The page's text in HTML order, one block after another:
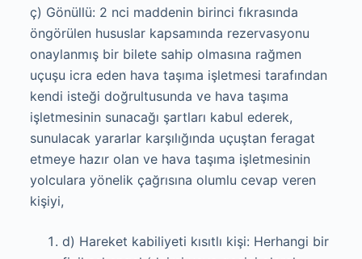
ç) Gönüllü: 2 nci maddenin birinci fıkrasında
öngörülen hususlar kapsamında rezervasyonu
onaylanmış bir bilete sahip olmasına rağmen
uçuşu icra eden hava taşıma işletmesi tarafından
kendi isteği doğrultusunda ve hava taşıma
işletmesinin sunacağı şartları kabul ederek,
sunulacak yararlar karşılığında uçuştan feragat
etmeye hazır olan ve hava taşıma işletmesinin
yolculara yönelik çağrısına olumlu cevap veren
kişiyi,
d) Hareket kabiliyeti kısıtlı kişi: Herhangi bir